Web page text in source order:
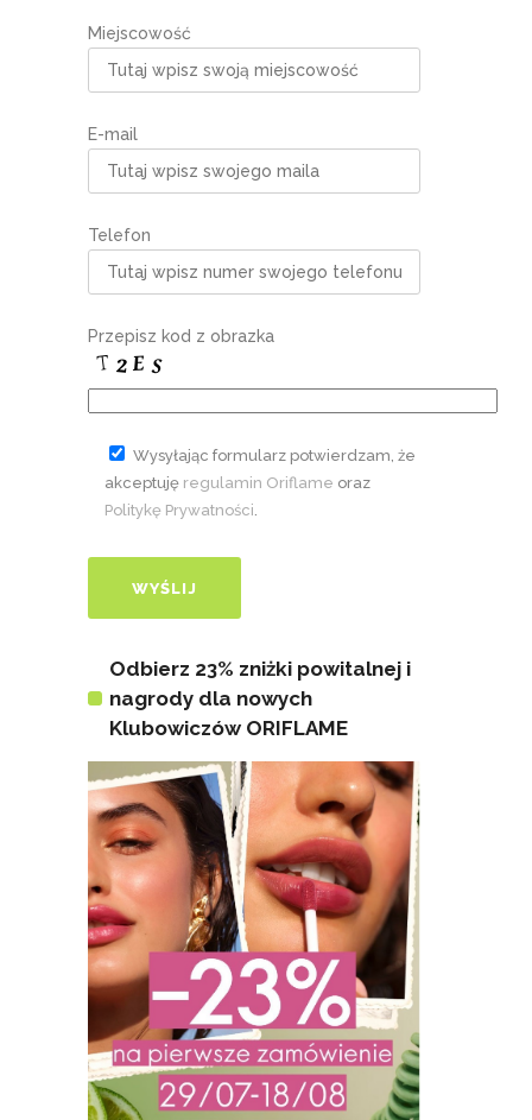
Miejscowość
E-mail
Telefon
Przepisz kod z obrazka
Wysyłając formularz potwierdzam, że
akceptuję regulamin Oriflame oraz
Politykę Prywatności
Odbierz 23% zniżki powitalnej i
nagrody dla nowych
Klubowiczów ORIFLAME